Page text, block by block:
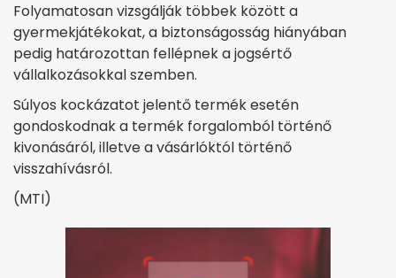
Folyamatosan vizsgálják többek között a
gyermekjátékokat, a biztonságosság hiányában
pedig határozottan fellépnek a jogsértő
vállalkozásokkal szemben.
Súlyos kockázatot jelentő termék esetén
gondoskodnak a termék forgalomból történő
kivonásáról, illetve a vásárlóktól történő
visszahívásról.
(MTI)